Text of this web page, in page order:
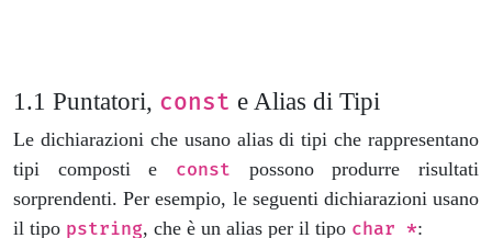
Puntatori, const e Alias di Tipi
Le dichiarazioni che usano alias di tipi che rappresentano
tipi composti e const possono produrre risultati
sorprendenti. Per esempio, le seguenti dichiarazioni usano
il tipo pstring, che è un alias per il tipo char *: